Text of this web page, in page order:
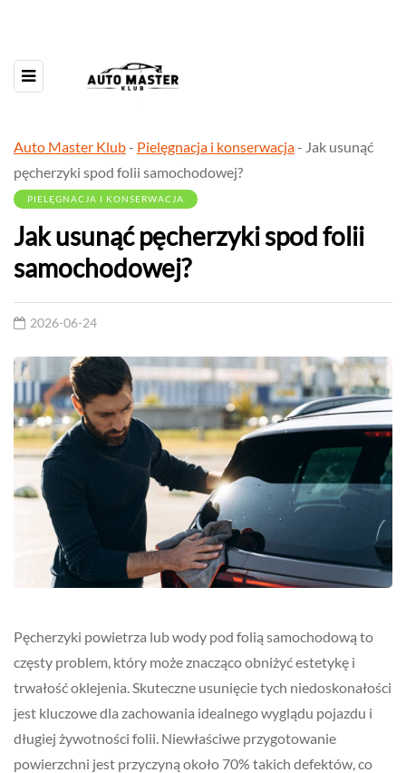
Auto Master Klub- Pielęgnacja i konserwacja- Jak usunąć
pęcherzyki spod folii samochodowej?
PIELĘGNACJA I KONSERWACJA
Jak usunąć pęcherzyki spod folii
samochodowej?
2026-06-24
Pęcherzyki powietrza lub wody pod folią samochodową to
częsty problem, który może znacząco obniżyć estetykę i
trwałość oklejenia. Skuteczne usunięcie tych niedoskonałości
jest kluczowe dla zachowania idealnego wyglądu pojazdu i
długiej żywotności folii. Niewłaściwe przygotowanie
powierzchni jest przyczyną około 70% takich defektów, co